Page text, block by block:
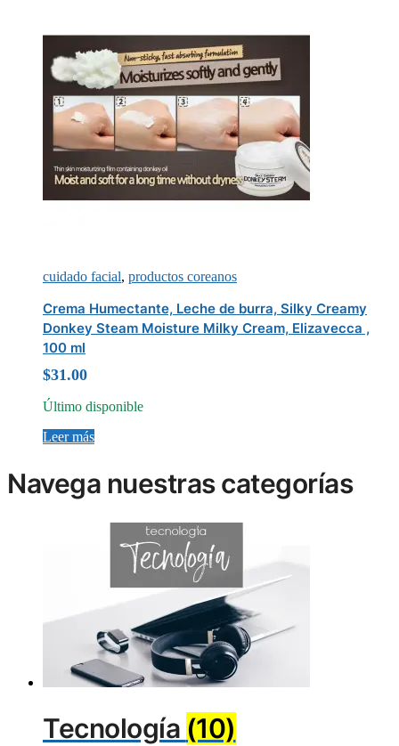
cuidado facial, productos coreanos
Crema Humectante, Leche de burra, Silky Creamy
Donkey Steam Moisture Milky Cream, Elizavecca ,
100 ml
$31.00
Último disponible
Leer más
Navega nuestras categorías
Tecnología (10)